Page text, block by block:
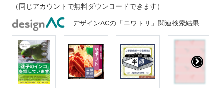
（同じアカウントで無料ダウンロードできます）
デザインACの「ニワトリ」関連検索結果